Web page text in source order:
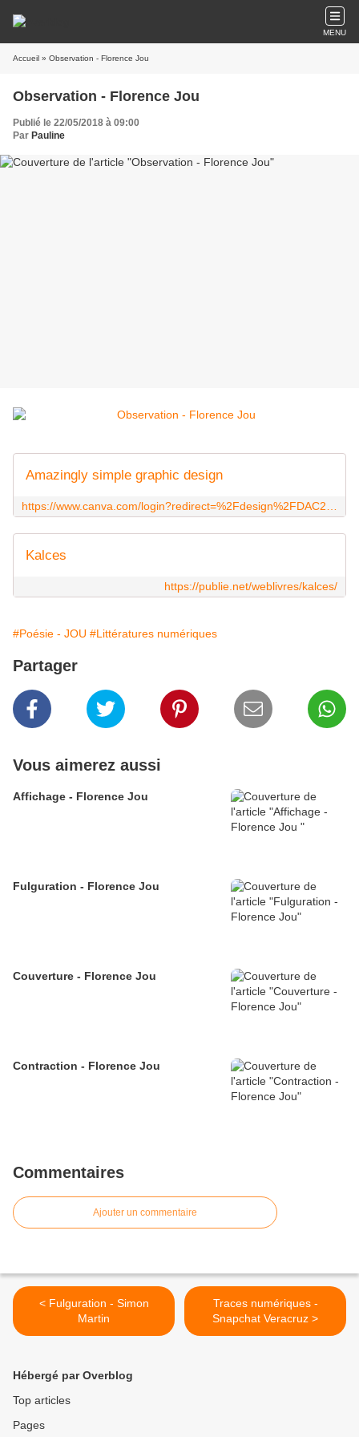
MENU
Accueil » Observation - Florence Jou
Observation - Florence Jou
Publié le 22/05/2018 à 09:00
Par Pauline
Amazingly simple graphic design
Kalces
https://publie.net/weblivres/kalces/
#Poésie - JOU #Littératures numériques
Partager
Vous aimerez aussi
Affichage - Florence Jou
Fulguration - Florence Jou
Couverture - Florence Jou
Contraction - Florence Jou
Commentaires
Ajouter un commentaire
< Fulguration - Simon
Martin
Traces numériques -
Snapchat Veracruz >
Hébergé par Overblog
Top articles
Pages